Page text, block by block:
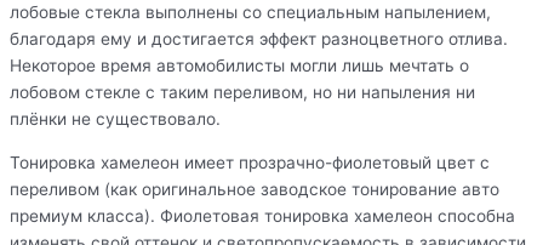
лобовые стекла выполнены со специальным напылением,
благодаря ему и достигается эффект разноцветного отлива.
Некоторое время автомобилисты могли лишь мечтать о
лобовом стекле с таким переливом, но ни напыления ни
плёнки не существовало.
Тонировка хамелеон имеет прозрачно-фиолетовый цвет с
переливом (как оригинальное заводское тонирование авто
премиум класса). Фиолетовая тонировка хамелеон способна